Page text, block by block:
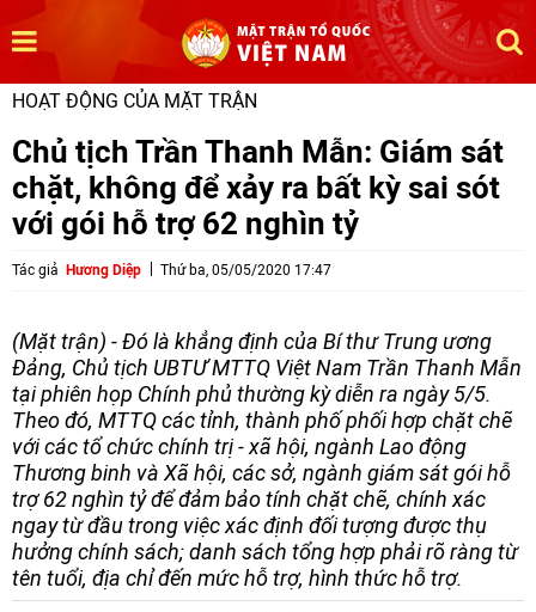
HOẠT ĐỘNG CỦA MẶT TRẬN
Chủ tịch Trần Thanh Mẫn: Giám sát
chặt, không để xảy ra bất kỳ sai sót
với gói hỗ trợ 62 nghìn tỷ
Tác giả Hương Diệp Thứ ba, 05/05/2020 17:47
(Mặt trận) - Đó là khẳng định của Bí thư Trung ương
Đảng, Chủ tịch UBTƯ MTTQ Việt Nam Trần Thanh Mẫn
tại phiên họp Chính phủ thường kỳ diễn ra ngày 5/5.
Theo đó, MTTQ các tỉnh, thành phố phối hợp chặt chẽ
với các tổ chức chính trị - xã hội, ngành Lao động
Thương binh và Xã hội, các sở, ngành giám sát gói hỗ
trợ 62 nghìn tỷ để đảm bảo tính chặt chẽ, chính xác
ngay từ đầu trong việc xác định đối tượng được thụ
hưởng chính sách; danh sách tổng hợp phải rõ ràng từ
tên tuổi, địa chỉ đến mức hỗ trợ, hình thức hỗ trợ.